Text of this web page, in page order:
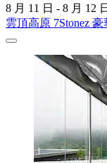
8 月 11 日 - 8 月 12 日
雲頂高原 7Stonez